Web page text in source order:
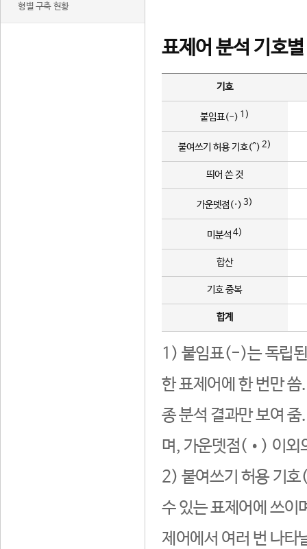
형별 구축 현황
표제어 분석 기호
기호
붙임표(-) 1)
붙여쓰기 허용 기호(^) 2)
띄어 쓴 것
가운뎃점(·) 3)
미분석 4)
합산
기호 중복
합계
1) 붙임표(-)는 독립된
한 표제어에 한 번만
종 분석 결과만 보여
며, 가운뎃점(•) 이외
2) 붙여쓰기 허용 기호
수 있는 표제어에 쓰이
제어에서 여러 번 나타